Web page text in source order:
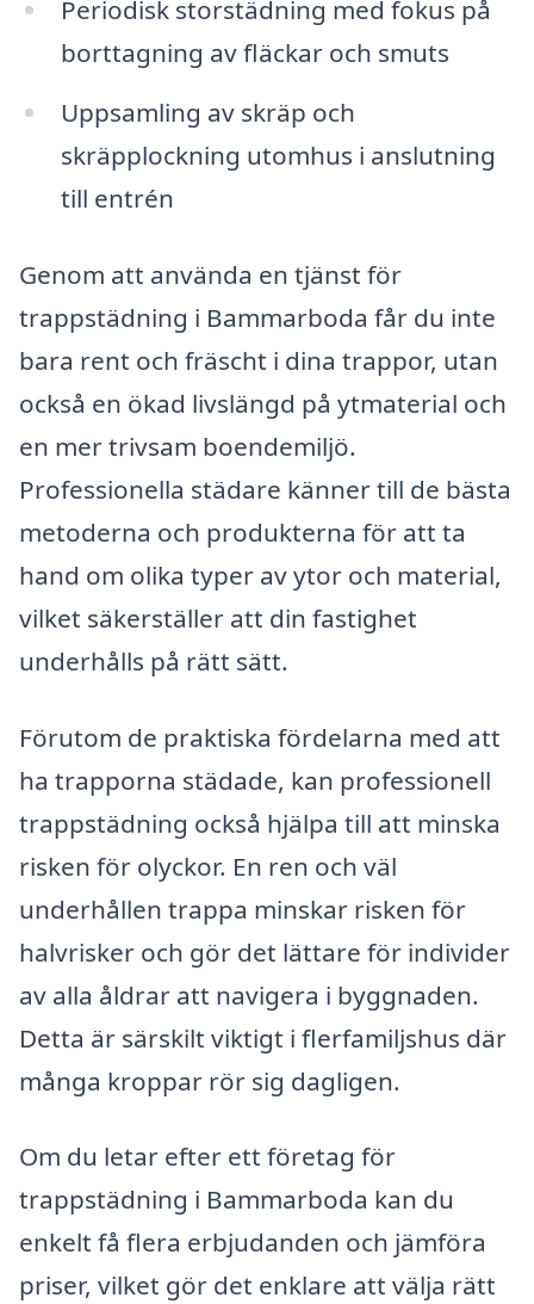
Periodisk storstädning med fokus på
borttagning av fläckar och smuts
Uppsamling av skräp och
skräpplockning utomhus i anslutning
till entrén
Genom att använda en tjänst för
trappstädning i Bammarboda får du inte
bara rent och fräscht i dina trappor, utan
också en ökad livslängd på ytmaterial och
en mer trivsam boendemiljö.
Professionella städare känner till de bästa
metoderna och produkterna för att ta
hand om olika typer av ytor och material,
vilket säkerställer att din fastighet
underhålls på rätt sätt.
Förutom de praktiska fördelarna med att
ha trapporna städade, kan professionell
trappstädning också hjälpa till att minska
risken för olyckor. En ren och väl
underhållen trappa minskar risken för
halvrisker och gör det lättare för individer
av alla åldrar att navigera i byggnaden.
Detta är särskilt viktigt i flerfamiljshus där
många kroppar rör sig dagligen.
Om du letar efter ett företag för
trappstädning i Bammarboda kan du
enkelt få flera erbjudanden och jämföra
priser, vilket gör det enklare att välja rätt